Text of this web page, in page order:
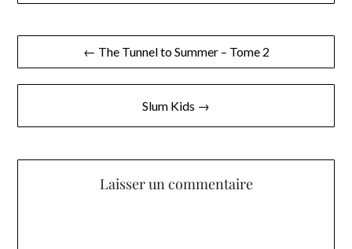
Navigation
de
← The Tunnel to Summer – Tome 2
Slum Kids →
Laisser un commentaire